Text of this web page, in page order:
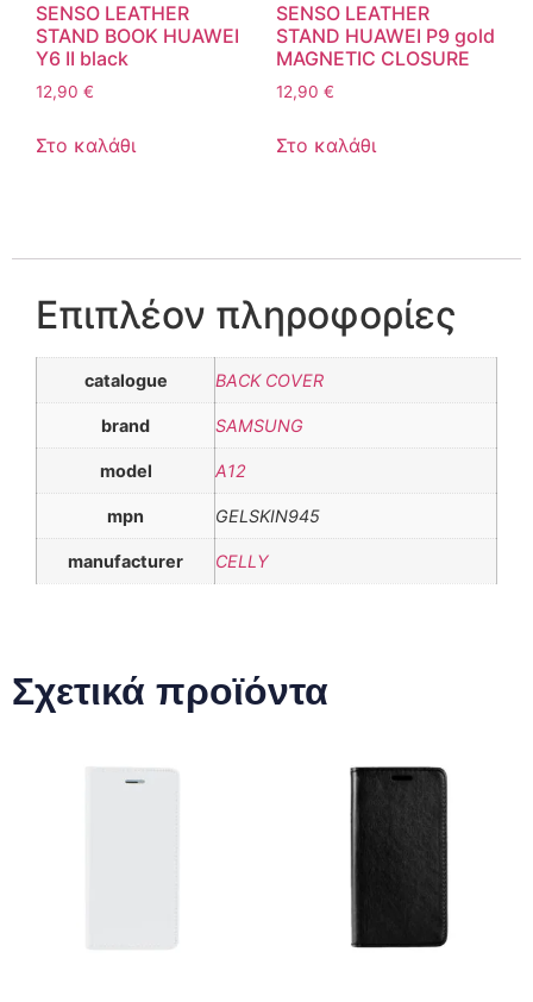
SENSO LEATHER
STAND BOOK HUAWEI
Y6 II black
12,90 €
Στο καλάθι
SENSO LEATHER
STAND HUAWEI P9 gold
MAGNETIC CLOSURE
12,90 €
Στο καλάθι
Επιπλέον πληροφορίες
catalogue BACK COVER
brand SAMSUNG
model A12
mpn GELSKIN945
manufacturer CELLY
Σχετικά προϊόντα